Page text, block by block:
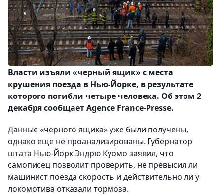
Власти изъяли «черный ящик» с места
крушения поезда в Нью-Йорке, в результате
которого погибли четыре человека. Об этом 2
декабря сообщает Agence France-Presse.
Данные «черного ящика» уже были получены,
однако еще не проанализированы. Губернатор
штата Нью-Йорк Эндрю Куомо заявил, что
самописец позволит проверить, не превысил ли
машинист поезда скорость и действительно ли у
локомотива отказали тормоза.